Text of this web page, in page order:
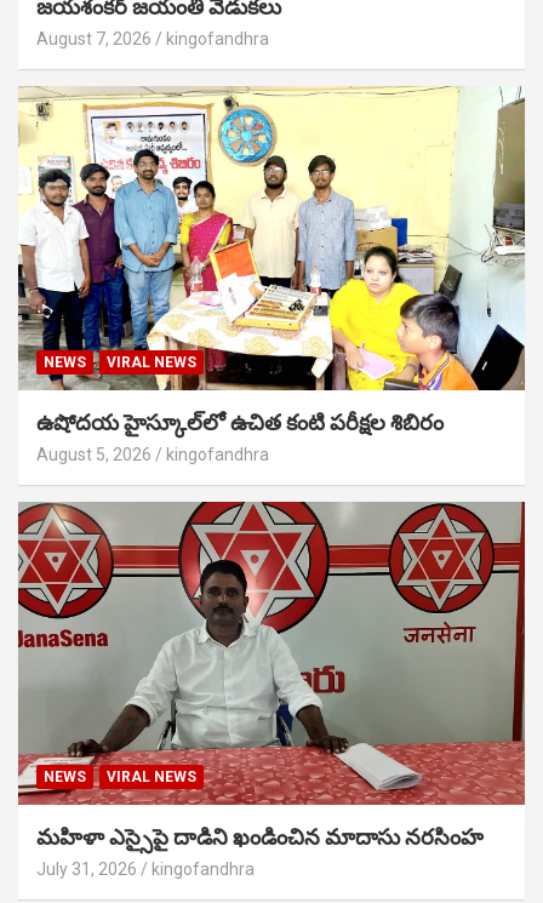
జయశంకర్ జయంతి వేడుకలు
August 7, 2026 kingofandhra
NEWS VIRAL NEWS
ఉషోదయ హైస్కూల్‌లో ఉచిత కంటి పరీక్షల శిబిరం
August 5, 2026 kingofandhra
NEWS VIRAL NEWS
మహిళా ఎస్సైపై దాడిని ఖండించిన మాదాసు నరసింహ
July 31, 2026 kingofandhra